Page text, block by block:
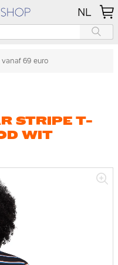
NL
69 euro
STRIPE T-
WIT